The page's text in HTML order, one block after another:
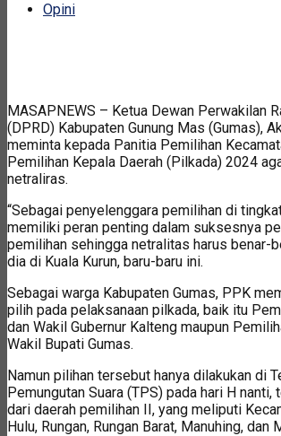
Opini
MASAPNEWS – Ketua Dewan Perwakilan
(DPRD) Kabupaten Gunung Mas (Gumas),
meminta kepada Panitia Pemilihan
Pemilihan Kepala Daerah (Pilkada) 2024
netraliras.
“Sebagai penyelenggara pemilihan di
memiliki peran penting dalam suksesnya
pemilihan sehingga netralitas harus benar-
dia di Kuala Kurun, baru-baru ini.
Sebagai warga Kabupaten Gumas, PPK
pilih pada pelaksanaan pilkada, baik itu
dan Wakil Gubernur Kalteng maupun
Wakil Bupati Gumas.
Namun pilihan tersebut hanya dilakukan di
Pemungutan Suara (TPS) pada hari H
dari daerah pemilihan II, yang meliputi
Hulu, Rungan, Rungan Barat, Manuhing, dan